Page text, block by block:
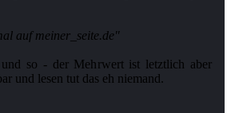
auf meiner_seite.de"
so - der Mehrwert ist letztlich aber
und lesen tut das eh niemand.